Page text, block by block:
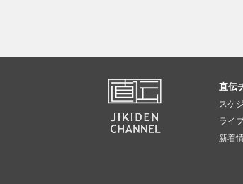
直伝
スケ
ライ
新着